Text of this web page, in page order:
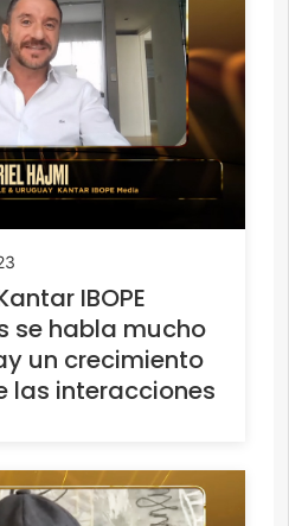
IBOPE
se habla mucho
un crecimiento
las interacciones